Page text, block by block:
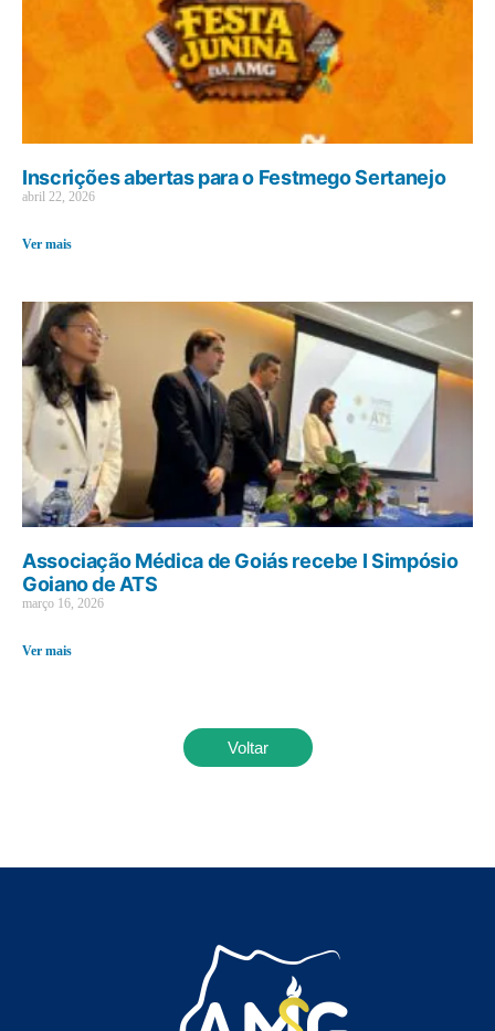
Inscrições abertas para o Festmego Sertanejo
abril 22, 2026
Ver mais
Associação Médica de Goiás recebe I Simpósio
Goiano de ATS
março 16, 2026
Ver mais
Voltar